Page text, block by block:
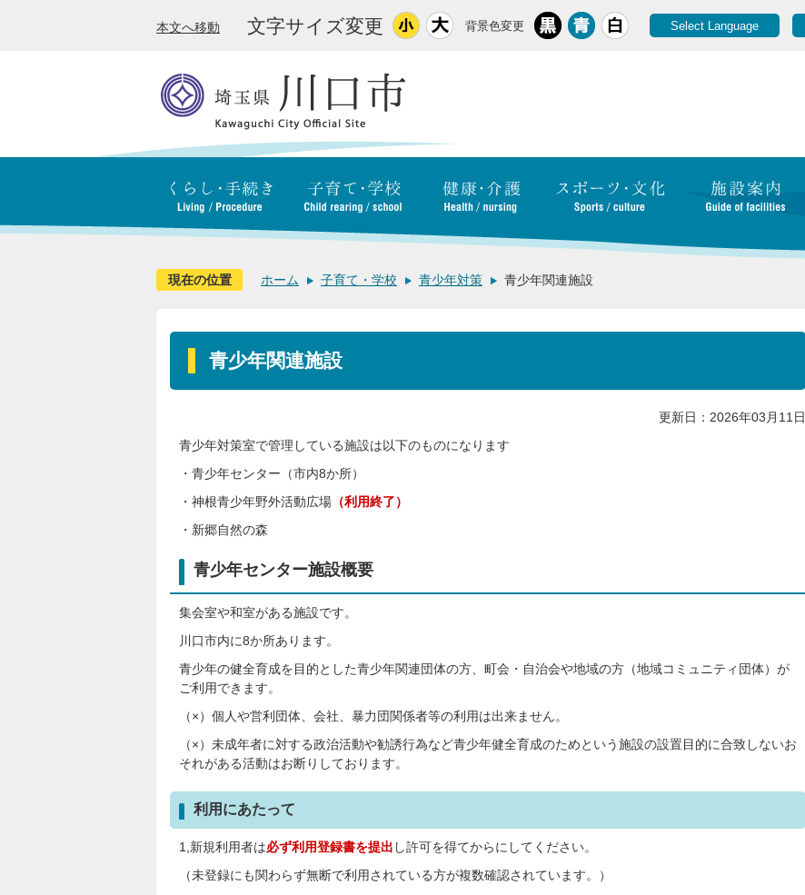
本文へ移動 文字サイズ変更 背景色変更 Select Language
現在の位置 ホーム 子育て・学校 青少年対策 青少年関連施設
青少年関連施設
更新日：2026年03月11日
青少年対策室で管理している施設は以下のものになります
・青少年センター（市内8か所）
・神根青少年野外活動広場 （利用終了）
・新郷自然の森
青少年センター施設概要
集会室や和室がある施設です。
川口市内に8か所あります。
青少年の健全育成を目的とした青少年関連団体の方、町会・自治会や地域の方（地域コミュニティ団体）が
ご利用できます。
（×）個人や営利団体、会社、暴力団関係者等の利用は出来ません。
（×）未成年者に対する政治活動や勧誘行為など青少年健全育成のためという施設の設置目的に合致しないお
それがある活動はお断りしております。
利用にあたって
1,新規利用者は必ず利用登録書を提出 し許可を得てからにしてください。
（未登録にも関わらず無断で利用されている方が複数確認されています。）